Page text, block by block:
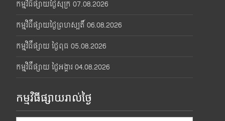
កម្មវិធីផ្សាយថ្ងៃសុក្រ 07.08.2026
កម្មវិធីផ្សាយថ្ងៃព្រហស្បតិ៍ 06.08.2026
កម្មវិធីផ្សាយ ថ្ងៃពុធ 05.08.2026
កម្មវិធីផ្សាយ ថ្ងៃអង្គារ 04.08.2026
កម្មវិធីផ្សាយរាល់ថ្ងៃ